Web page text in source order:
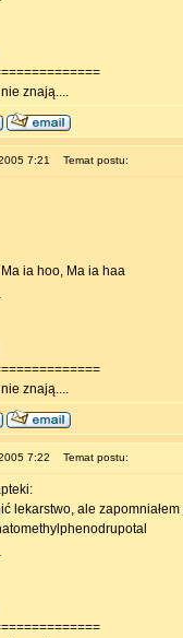
znają....
7:21 Temat postu:
ia hoo, Ma ia haa
znają....
7:22 Temat postu:
lekarstwo, ale